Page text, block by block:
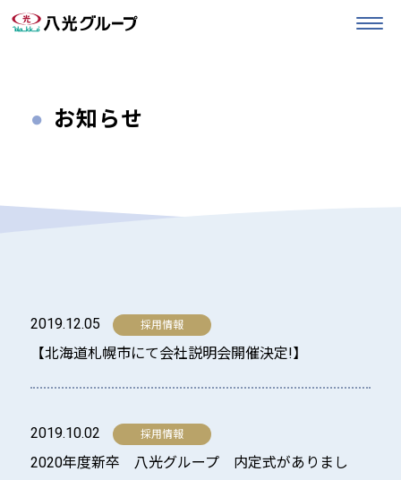
お知らせ
2019.12.05
【北海道札幌市にて会社説明会開催決定!】
2019.10.02
2020年度新卒 八光グループ 内定式がありまし